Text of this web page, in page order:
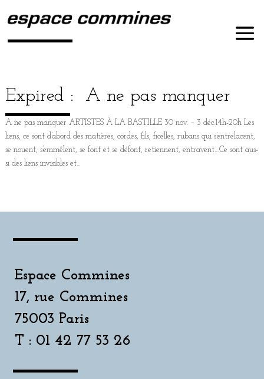
Expired : A ne pas manquer
A ne pas manquer ARTISTES À LA BASTILLE 30 nov. – 3 déc.14h-20h Les
liens, ce sont d’abord des matières, cordes, fils, ficelles, rubans qui s’entrelacent,
se nouent, s’emmêlent, se font et se défont, retiennent, entravent…Ce sont aus­
si des liens invi­sibles et...
Espace Commines
17, rue Commines
75003 Paris
T : 01 42 77 53 26